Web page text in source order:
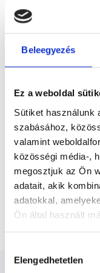
Beleegyezés
Ez a weboldal
Sütiket használunk
szabásához,
valamint
közösségi média-,
megosztjuk az Ön
adatait, akik
adatokkal,
Ön által használt
szabályzat:https://
kiválasztása
Elengedhetetlen
során
tanácsadást.
Előző* Szakorvos jelölt
orvos, aki jogszabályok
önállóan nem
felelősséggel tartozik
szolgáltató szakorvosa
szakorvosjelölt
felelősségét kizárja
és szakorvosjelölt esetén.
Főoldal
Komplex
egészség-